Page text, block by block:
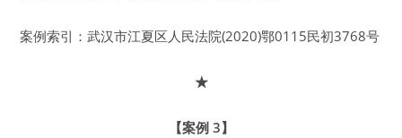
案例索引：武汉市江夏区人民法院(2020)鄂0115民初3768号
★
【案例 3】